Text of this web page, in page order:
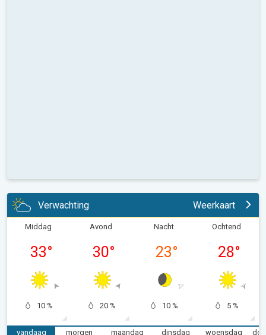
Verwachting Weerkaart
Middag
33°
10 %
Avond
30°
20 %
Nacht
23°
10 %
Ochtend
28°
5 %
vandaag
morgen
maandag
dinsdag
woensdag